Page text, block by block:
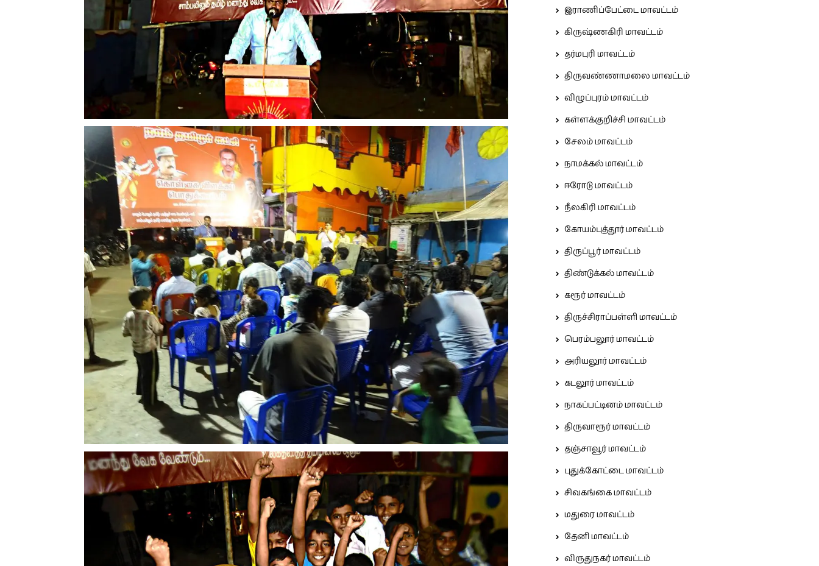
இராணிப்பேட்டை மாவட்டம்
கிருஷ்ணகிரி மாவட்டம்
தர்மபுரி மாவட்டம்
திருவண்ணாமலை மாவட்டம்
விழுப்புரம் மாவட்டம்
கள்ளக்குறிச்சி மாவட்டம்
சேலம் மாவட்டம்
நாமக்கல் மாவட்டம்
ஈரோடு மாவட்டம்
நீலகிரி மாவட்டம்
கோயம்புத்தூர் மாவட்டம்
திருப்பூர் மாவட்டம்
திண்டுக்கல் மாவட்டம்
கரூர் மாவட்டம்
திருச்சிராப்பள்ளி மாவட்டம்
பெரம்பலூர் மாவட்டம்
அரியலூர் மாவட்டம்
கடலூர் மாவட்டம்
நாகப்பட்டினம் மாவட்டம்
திருவாரூர் மாவட்டம்
தஞ்சாவூர் மாவட்டம்
புதுக்கோட்டை மாவட்டம்
சிவகங்கை மாவட்டம்
மதுரை மாவட்டம்
தேனி மாவட்டம்
விருதுநகர் மாவட்டம்